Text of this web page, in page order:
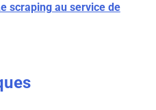
scraping au service de